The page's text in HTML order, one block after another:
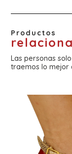
Productos
Las personas
traemos lo mejor